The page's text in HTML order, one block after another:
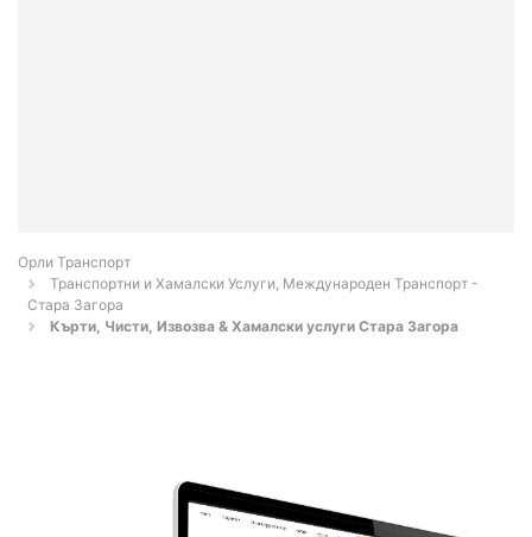
Орли Транспорт
Транспортни и Хамалски Услуги, Международен Транспорт -
Стара Загора
Кърти, Чисти, Извозва & Хамалски услуги Стара Загора